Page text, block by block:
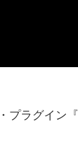
プラグイン『